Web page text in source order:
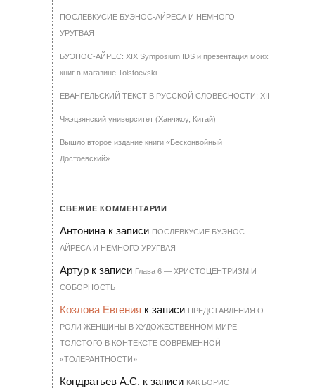
ПОСЛЕВКУСИЕ БУЭНОС-АЙРЕСА И НЕМНОГО
УРУГВАЯ
БУЭНОС-АЙРЕС: XIX Symposium IDS и презентация моих
книг в магазине Tolstoevski
ЕВАНГЕЛЬСКИЙ ТЕКСТ В РУССКОЙ СЛОВЕСНОСТИ: XII
Чжэцзянский университет (Ханчжоу, Китай)
Вышло второе издание книги «Бесконвойный
Достоевский»
СВЕЖИЕ КОММЕНТАРИИ
Антонина к записи ПОСЛЕВКУСИЕ БУЭНОС-
АЙРЕСА И НЕМНОГО УРУГВАЯ
Артур к записи Гла­ва 6 — ХРИ­С­ТО­ЦЕН­Т­РИЗМ И
СО­БОР­НОСТЬ
Козлова Евгения к записи ПРЕДСТАВЛЕНИЯ О
РОЛИ ЖЕНЩИНЫ В ХУДОЖЕСТВЕННОМ МИРЕ
ТОЛСТОГО В КОНТЕКСТЕ СОВРЕМЕННОЙ
«ТОЛЕРАНТНОСТИ»
Кондратьев А.С. к записи КАК БОРИС